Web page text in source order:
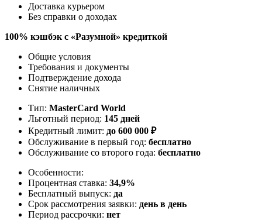
Доставка курьером
Без справки о доходах
100% кэшбэк с «Разумной» кредиткой
Общие условия
Требования и документы
Подтверждение дохода
Снятие наличных
Тип: MasterСard World
Льготный период: 145 дней
Кредитный лимит: до 600 000 ₽
Обслуживание в первый год: бесплатно
Обслуживание со второго года: бесплатно
Особенности:
Процентная ставка: 34,9%
Бесплатный выпуск: да
Срок рассмотрения заявки: день в день
Период рассрочки: нет